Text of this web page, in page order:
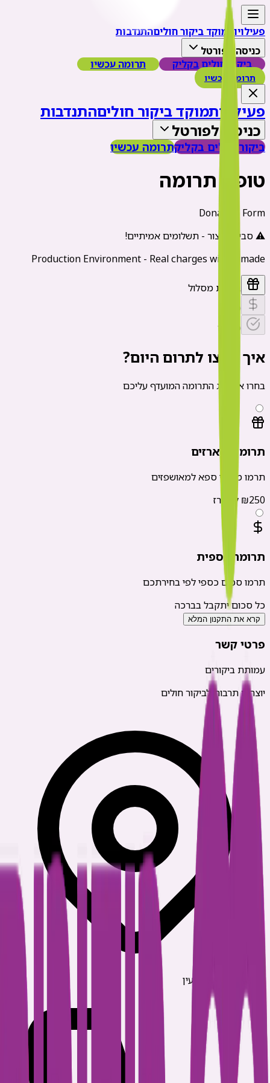
פעילויות מוקד ביקור חוליםהתנדבות
כניסה לפורטל
ביקור חולים בקליק
תרומה עכשיו
תרומה עכשיו
פעילויותמוקד ביקור חוליםהתנדבות
כניסה לפורטל
ביקור חולים בקליקתרומה עכשיו
טופס תרומה
Donation Form
⚠️ סביבת ייצור - תשלומים אמיתיים!
Production Environment - Real charges will be made
בחירת מסלול
סכום
סיכום
איך תרצו לתרום היום?
בחרו את סוג התרומה המועדף עליכם
תרומת מארזים
תרמו מארזי ספא למאושפזים
₪250 למארז
תרומה כספית
תרמו סכום כספי לפי בחירתכם
כל סכום יתקבל בברכה
קרא את התקנון המלא
פרטי קשר
עמותת ביקורים
יוצרים תרבות לביקור חולים